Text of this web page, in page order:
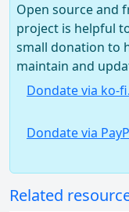
Open source and
project is helpful
small donation to
maintain and
Dondate via ko-
Dondate via
Related